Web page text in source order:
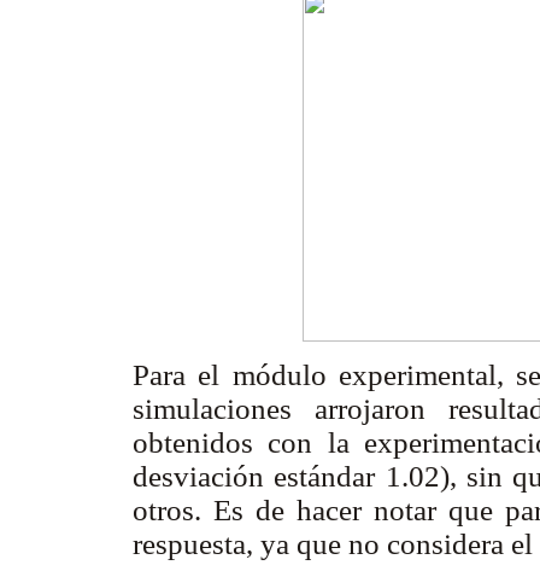
Para el módulo experimental,
simulaciones arrojaron
obtenidos con la
desviación estándar 1.02), sin
otros. Es de hacer notar que
respuesta, ya que no considera